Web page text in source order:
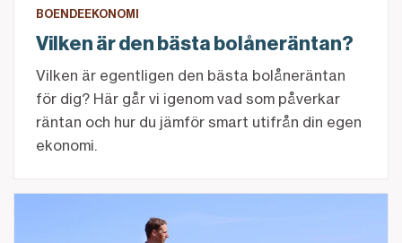
BOENDEEKONOMI
Vilken är den bästa bolåneräntan?
Vilken är egentligen den bästa bolåneräntan
för dig? Här går vi igenom vad som påverkar
räntan och hur du jämför smart utifrån din egen
ekonomi.